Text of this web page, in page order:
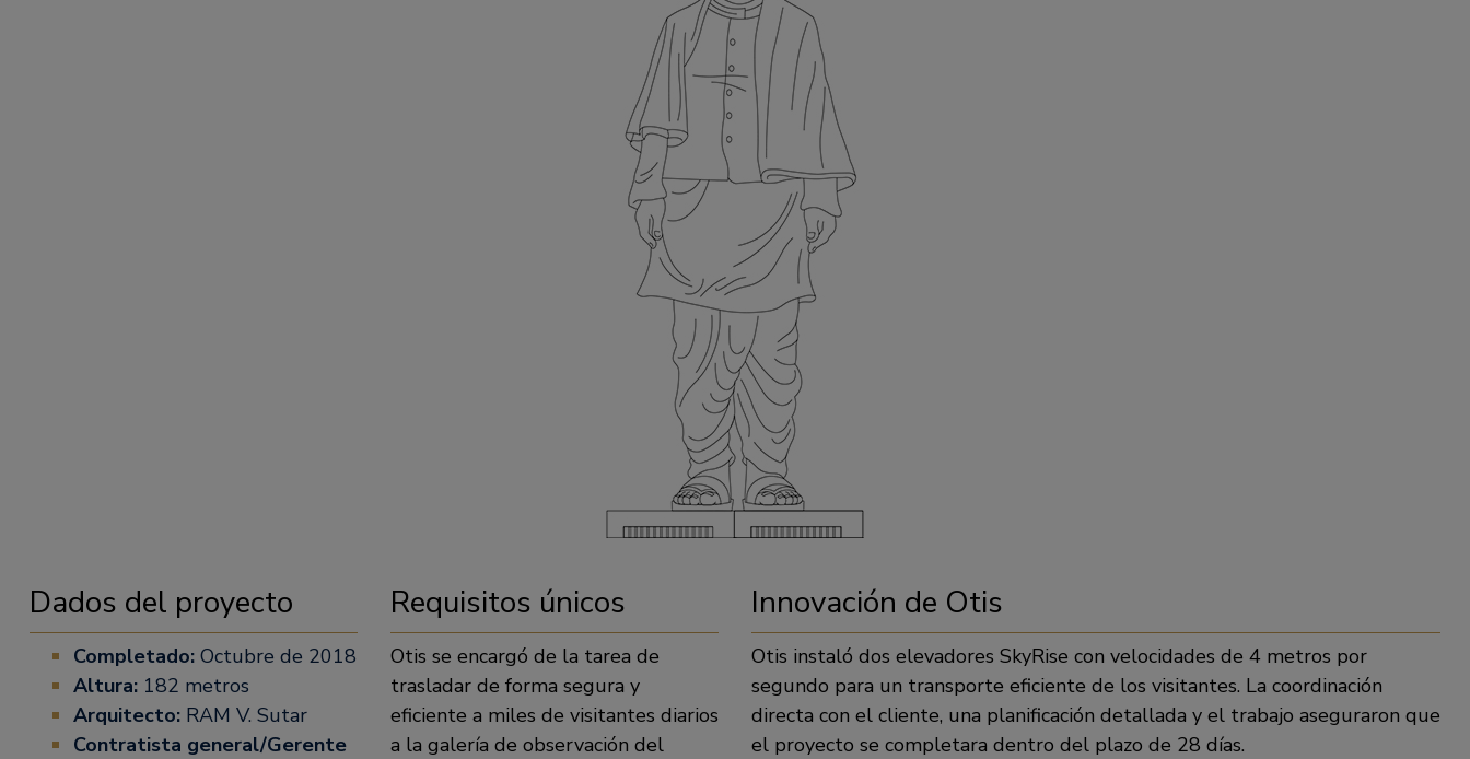
Dados del proyecto
Completado:Octubre de 2018
Altura:182 metros
Arquitecto:RAM V. Sutar
Contratista general/Gerente
Requisitos únicos
Otis se encargó de la tarea de
trasladar de forma segura y
eficiente a miles de visitantes diarios
a la galería de observación del
Innovación de Otis
Otis instaló dos elevadores SkyRise con velocidades de 4 metros por
segundo para un transporte eficiente de los visitantes. La coordinación
directa con el cliente, una planificación detallada y el trabajo aseguraron que
el proyecto se completara dentro del plazo de 28 días.